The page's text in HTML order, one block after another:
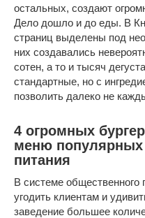
остальных, создают
Дело дошло и до еды. В
страниц выделены под
них создавались
сотен, а то и тысяч
стандартные, но с
позволить далеко не
4 огромных
меню популярных
питания
В системе общественного
угодить клиентам и
заведение большее